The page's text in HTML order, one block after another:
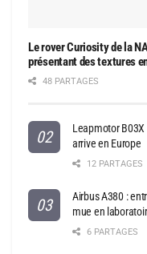
Le rover Curiosity de la
présentant des textures
48 PARTAGES
Leapmotor
arrive en Europe
12 PARTAGES
Airbus A380 :
mue en
6 PARTAGES